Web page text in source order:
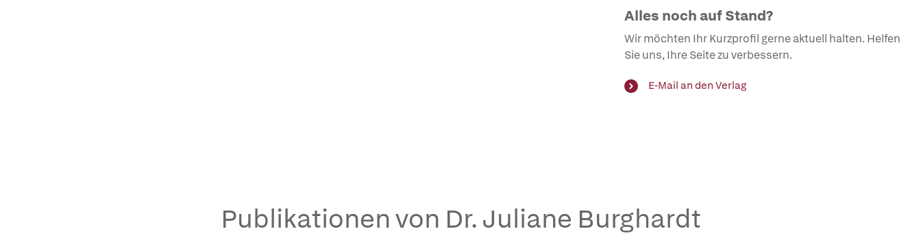
Alles noch auf Stand?
Wir möchten Ihr Kurzprofil gerne aktuell halten. Helfen
Sie uns, Ihre Seite zu verbessern.
E-Mail an den Verlag
Publikationen von Dr. Juliane Burghardt